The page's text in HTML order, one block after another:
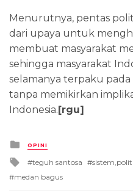
Menurutnya, pentas
dari upaya untuk
membuat masyarakat
sehingga masyarakat
selamanya terpaku
tanpa memikirkan
Indonesia. [rgu]
Posted
in
OPINI
Tagged
with
teguh santosa
medan bagus